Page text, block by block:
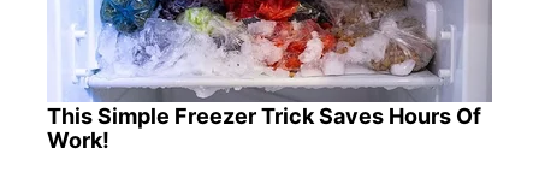
This Simple Freezer Trick Saves Hours Of
Work!